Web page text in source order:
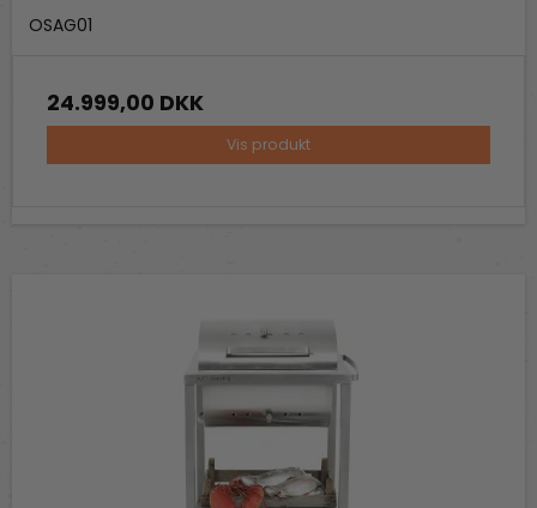
OSAG01
24.999,00 DKK
Vis produkt